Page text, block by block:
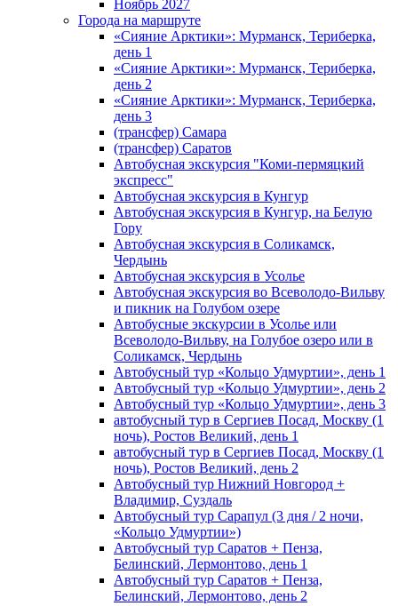
Ноябрь 2027
Города на маршруте
«Сияние Арктики»: Мурманск, Териберка,
день 1
«Сияние Арктики»: Мурманск, Териберка,
день 2
«Сияние Арктики»: Мурманск, Териберка,
день 3
(трансфер) Самара
(трансфер) Саратов
Автобусная экскурсия "Коми-пермяцкий
экспресс"
Автобусная экскурсия в Кунгур
Автобусная экскурсия в Кунгур, на Белую
Гору
Автобусная экскурсия в Соликамск,
Чердынь
Автобусная экскурсия в Усолье
Автобусная экскурсия во Всеволодо-Вильву
и пикник на Голубом озере
Автобусные экскурсии в Усолье или
Всеволодо-Вильву, на Голубое озеро или в
Соликамск, Чердынь
Автобусный тур «Кольцо Удмуртии», день 1
Автобусный тур «Кольцо Удмуртии», день 2
Автобусный тур «Кольцо Удмуртии», день 3
автобусный тур в Сергиев Посад, Москву (1
ночь), Ростов Великий, день 1
автобусный тур в Сергиев Посад, Москву (1
ночь), Ростов Великий, день 2
Автобусный тур Нижний Новгород +
Владимир, Суздаль
Автобусный тур Сарапул (3 дня / 2 ночи,
«Кольцо Удмуртии»)
Автобусный тур Саратов + Пенза,
Белинский, Лермонтово, день 1
Автобусный тур Саратов + Пенза,
Белинский, Лермонтово, день 2